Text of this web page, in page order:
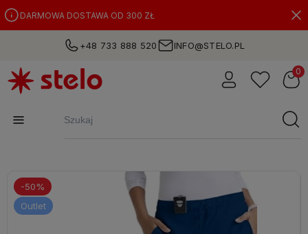
DARMOWA DOSTAWA OD 300 ZŁ
+48 733 888 520 INFO@STELO.PL
-50%
Outlet